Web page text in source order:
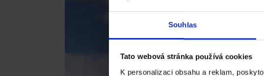
Souhlas
Tato webová stránka používá cookies
K personalizaci obsahu a reklam,